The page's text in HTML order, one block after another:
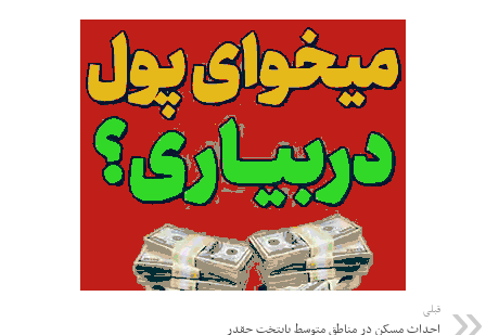
قبلی
احداث مسکن در مناطق متوسط پایتخت چقدر